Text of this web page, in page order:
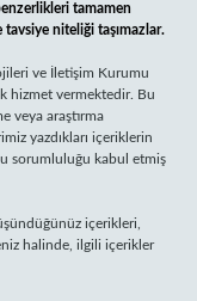
tamamen
niteliği taşımazlar.
ve İletişim Kurumu
hizmet vermektedir. Bu
veya araştırma
yazdıkları içeriklerin
sorumluluğu kabul etmiş
içerikleri,
halinde, ilgili içerikler